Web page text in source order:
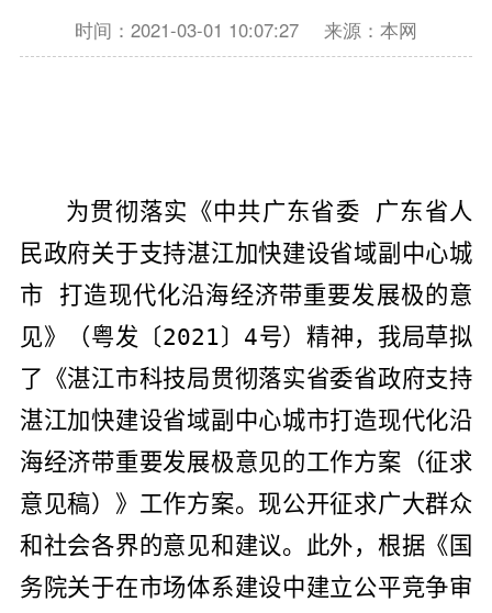
时间：2021-03-01 10:07:27 来源：本网
为贯彻落实《中共广东省委 广东省人
民政府关于支持湛江加快建设省域副中心城
市 打造现代化沿海经济带重要发展极的意
见》（粤发〔2021〕 4号）精神，我局草拟
了《湛江市科技局贯彻落实省委省政府支持
湛江加快建设省域副中心城市打造现代化沿
海经济带重要发展极意见的工作方案（征求
意见稿）》工作方案。现公开征求广大群众
和社会各界的意见和建议。此外，根据《国
务院关于在市场体系建设中建立公平竞争审